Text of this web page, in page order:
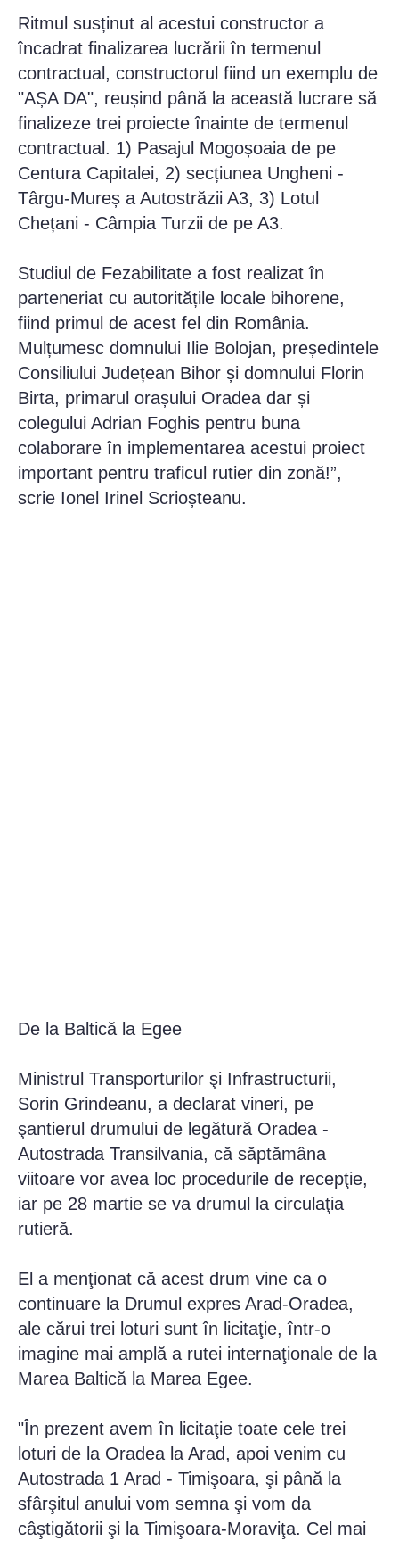
Ritmul susținut al acestui constructor a
încadrat finalizarea lucrării în termenul
contractual, constructorul fiind un exemplu de
"AȘA DA", reușind până la această lucrare să
finalizeze trei proiecte înainte de termenul
contractual. 1) Pasajul Mogoșoaia de pe
Centura Capitalei, 2) secțiunea Ungheni -
Târgu-Mureș a Autostrăzii A3, 3) Lotul
Chețani - Câmpia Turzii de pe A3.
Studiul de Fezabilitate a fost realizat în
parteneriat cu autoritățile locale bihorene,
fiind primul de acest fel din România.
Mulțumesc domnului Ilie Bolojan, președintele
Consiliului Județean Bihor și domnului Florin
Birta, primarul orașului Oradea dar și
colegului Adrian Foghis pentru buna
colaborare în implementarea acestui proiect
important pentru traficul rutier din zonă!”,
scrie Ionel Irinel Scrioșteanu.
De la Baltică la Egee
Ministrul Transporturilor şi Infrastructurii,
Sorin Grindeanu, a declarat vineri, pe
şantierul drumului de legătură Oradea -
Autostrada Transilvania, că săptămâna
viitoare vor avea loc procedurile de recepţie,
iar pe 28 martie se va drumul la circulaţia
rutieră.
El a menţionat că acest drum vine ca o
continuare la Drumul expres Arad-Oradea,
ale cărui trei loturi sunt în licitaţie, într-o
imagine mai amplă a rutei internaţionale de la
Marea Baltică la Marea Egee.
"În prezent avem în licitaţie toate cele trei
loturi de la Oradea la Arad, apoi venim cu
Autostrada 1 Arad - Timişoara, şi până la
sfârşitul anului vom semna şi vom da
câştigătorii şi la Timişoara-Moraviţa. Cel mai